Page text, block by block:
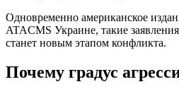
Одновременно американское
ATACMS Украине, такие
станет новым этапом конфликта.
Почему градус